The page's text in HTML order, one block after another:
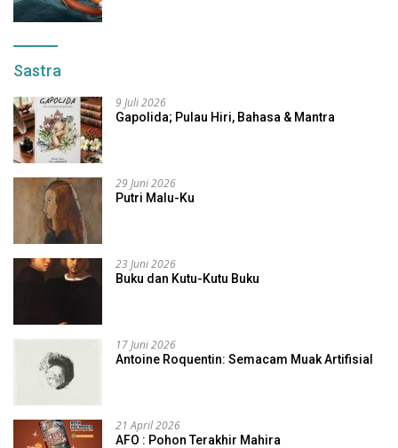
Sastra
9 Juli 2026
Gapolida; Pulau Hiri, Bahasa & Mantra
29 Juni 2026
Putri Malu-Ku
23 Juni 2026
Buku dan Kutu-Kutu Buku
17 Juni 2026
Antoine Roquentin: Semacam Muak Artifisial
21 April 2026
AFO : Pohon Terakhir Mahira